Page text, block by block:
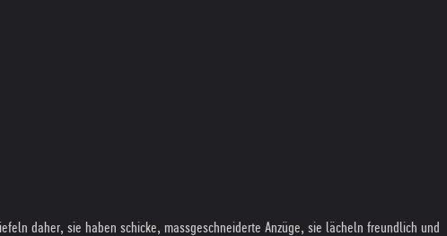
daher, sie haben schicke, massgeschneiderte Anzüge, sie lächeln freundlich und